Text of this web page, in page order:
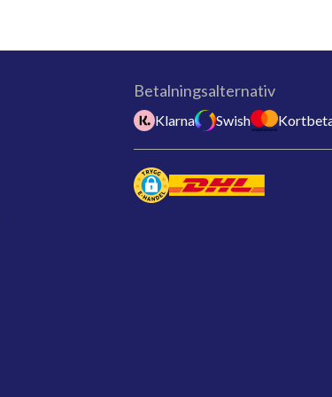
Betalningsalternativ
Klarna Swish